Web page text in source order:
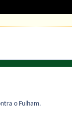
o Fulham.